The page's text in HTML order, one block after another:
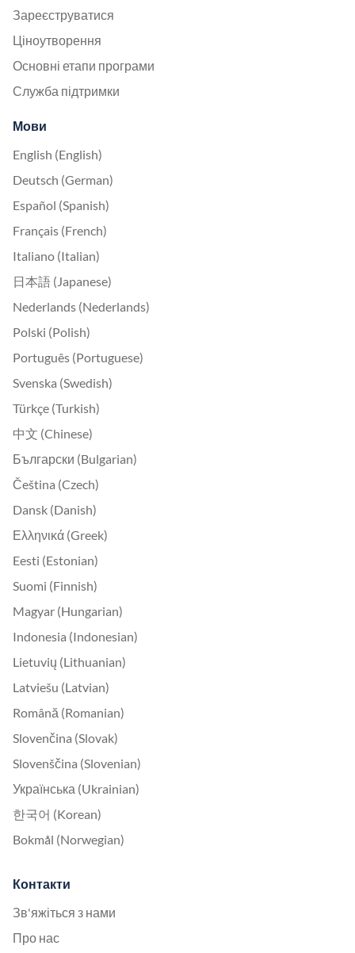
Зареєструватися
Ціноутворення
Основні етапи програми
Служба підтримки
Мови
English (English)
Deutsch (German)
Español (Spanish)
Français (French)
Italiano (Italian)
日本語 (Japanese)
Nederlands (Nederlands)
Polski (Polish)
Português (Portuguese)
Svenska (Swedish)
Türkçe (Turkish)
中文 (Chinese)
Български (Bulgarian)
Čeština (Czech)
Dansk (Danish)
Ελληνικά (Greek)
Eesti (Estonian)
Suomi (Finnish)
Magyar (Hungarian)
Indonesia (Indonesian)
Lietuvių (Lithuanian)
Latviešu (Latvian)
Română (Romanian)
Slovenčina (Slovak)
Slovenščina (Slovenian)
Українська (Ukrainian)
한국어 (Korean)
Bokmål (Norwegian)
Контакти
Зв'яжіться з нами
Про нас